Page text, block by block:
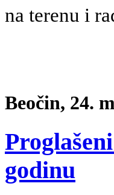
na terenu i
Beočin, 24.
godinu